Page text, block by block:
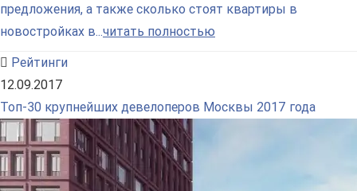
предложения, а также сколько стоят квартиры в
новостройках в...читать полностью
Рейтинги
12.09.2017
Топ-30 крупнейших девелоперов Москвы 2017 года